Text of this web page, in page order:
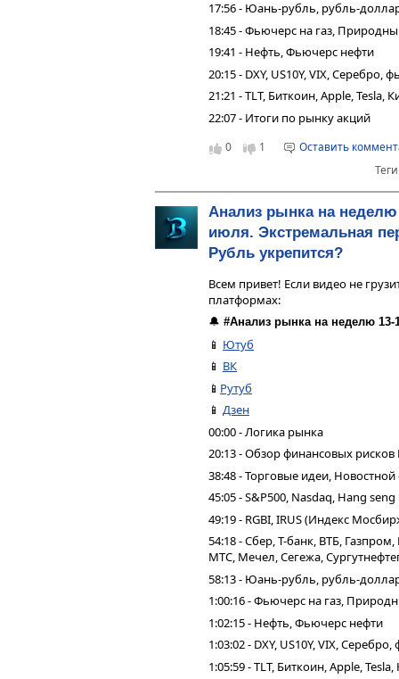
17:56 - Юань-рубль, рубль-
18:45 - Фьючерс на газ,
19:41 - Нефть, Фьючерс нефти
20:15 - DXY, US10Y, VIX,
21:21 - TLT, Биткоин, Apple, Tesla,
22:07 - Итоги по рынку акций
0 1
Оставить
Анализ рынка на неделю
июля. Экстремальная
Рубль укрепится?
Всем привет! Если видео не
платформах:
🔔 #Анализ рынка на неделю
📱 Ютуб
📱 ВК
📱 Рутуб
📱 Дзен
00:00 - Логика рынка
20:13 - Обзор финансовых
38:48 - Торговые идеи,
45:05 - S&P500, Nasdaq, Hang seng
49:19 - RGBI, IRUS (Индекс
54:18 - Сбер, Т-банк, ВТБ,
МТС, Мечел, Сегежа,
58:13 - Юань-рубль, рубль-
1:00:16 - Фьючерс на газ,
1:02:15 - Нефть, Фьючерс нефти
1:03:02 - DXY, US10Y, VIX,
1:05:59 - TLT, Биткоин, Apple,